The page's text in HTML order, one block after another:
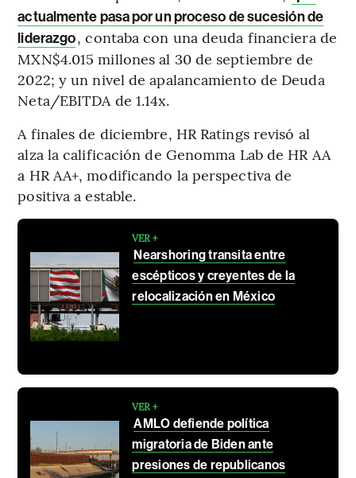
actualmente pasa por un proceso de sucesión de
liderazgo, contaba con una deuda financiera de
MXN$4.015 millones al 30 de septiembre de
2022; y un nivel de apalancamiento de Deuda
Neta/EBITDA de 1.14x.
A finales de diciembre, HR Ratings revisó al
alza la calificación de Genomma Lab de HR AA
a HR AA+, modificando la perspectiva de
positiva a estable.
VER +
Nearshoring transita entre
escépticos y creyentes de la
relocalización en México
VER +
AMLO defiende política
migratoria de Biden ante
presiones de republicanos